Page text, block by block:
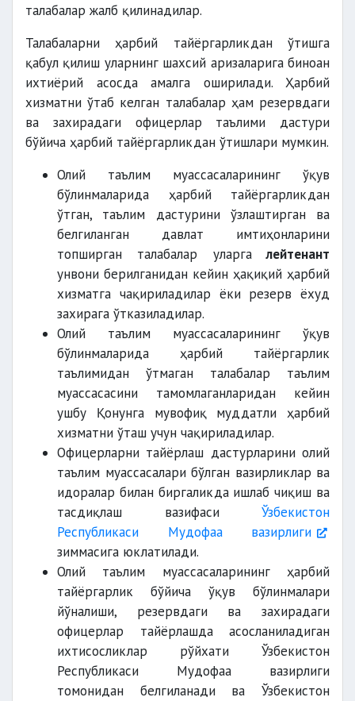
талабалар жалб қилинадилар.
Талабаларни ҳарбий тайёргарликдан ўтишга
қабул қилиш уларнинг шахсий аризаларига биноан
ихтиёрий асосда амалга оширилади. Ҳарбий
хизматни ўтаб келган талабалар ҳам резервдаги
ва захирадаги офицерлар таълими дастури
бўйича ҳарбий тайёргарликдан ўтишлари мумкин.
Олий таълим муассасаларининг ўқув
бўлинмаларида ҳарбий тайёргарликдан
ўтган, таълим дастурини ўзлаштирган ва
белгиланган давлат имтиҳонларини
топширган талабалар уларгалейтенант
унвони берилганидан кейин ҳақиқий ҳарбий
хизматга чақириладилар ёки резерв ёхуд
захирага ўтказиладилар.
Олий таълим муассасаларининг ўқув
бўлинмаларида ҳарбий тайёргарлик
таълимидан ўтмаган талабалар таълим
муассасасини тамомлаганларидан кейин
ушбу Қонунга мувофиқ муддатли ҳарбий
хизматни ўташ учун чақириладилар.
Офицерларни тайёрлаш дастурларини олий
таълим муассасалари бўлган вазирликлар ва
идоралар билан биргаликда ишлаб чиқиш ва
тасдиқлаш вазифаси Ўзбекистон
Республикаси Мудофаа вазирлиги
зиммасига юклатилади.
Олий таълим муассасаларининг ҳарбий
тайёргарлик бўйича ўқув бўлинмалари
йўналиши, резервдаги ва захирадаги
офицерлар тайёрлашда асосланиладиган
ихтисосликлар рўйхати Ўзбекистон
Республикаси Мудофаа вазирлиги
томонидан белгиланади ва Ўзбекистон